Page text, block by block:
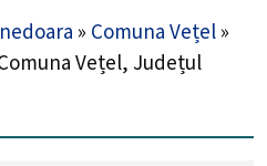
» Comuna Vețel »
Vețel, Județul